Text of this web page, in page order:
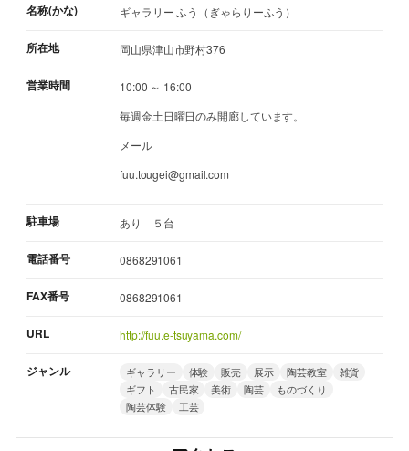
名称(かな) ギャラリー ふう（ぎゃらりーふう）
所在地 岡山県津山市野村376
営業時間
10:00 ～ 16:00
毎週金土日曜日のみ開廊しています。
メール
fuu.tougei@gmail.com
駐車場 あり ５台
電話番号 0868291061
FAX番号 0868291061
URL http://fuu.e-tsuyama.com/
ジャンル ギャラリー 体験 販売 展示 陶芸教室
雑貨
ギフト
古民家 美術 陶芸
ものづくり
陶芸体験
工芸